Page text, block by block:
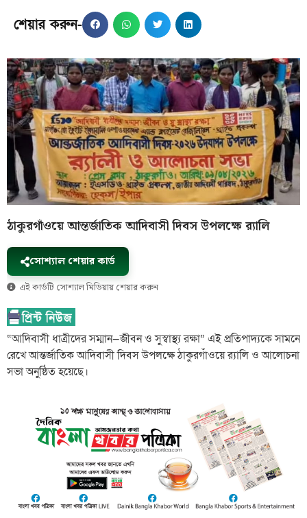
শেয়ার করুন-
ঠাকুরগাঁওয়ে আন্তর্জাতিক আদিবাসী দিবস উপলক্ষে র‌্যালি
সোশ্যাল শেয়ার কার্ড
এই কার্ডটি সোশ্যাল মিডিয়ায় শেয়ার করুন
“আদিবাসী ধাত্রীদের সম্মান—জীবন ও সুস্বাস্থ্য রক্ষা” এই প্রতিপাদ্যকে সামনে
রেখে আন্তর্জাতিক আদিবাসী দিবস উপলক্ষে ঠাকুরগাঁওয়ে র‌্যালি ও আলোচনা
সভা অনুষ্ঠিত হয়েছে।